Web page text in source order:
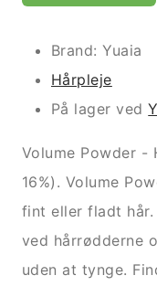
Brand: Yuaia
Hårpleje
På lager ved
Volume Powder -
16%). Volume
fint eller fladt
ved hårrødderne
uden at tynge.